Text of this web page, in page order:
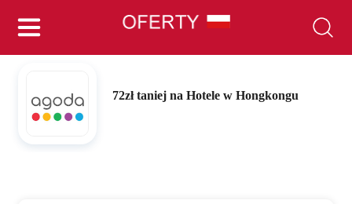
72zł taniej na Hotele w Hongkongu